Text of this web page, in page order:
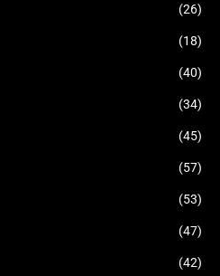
(26)
(18)
(40)
(34)
(45)
(57)
(53)
(47)
(42)